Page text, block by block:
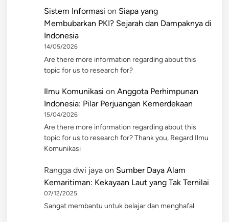
Sistem Informasi on Siapa yang
Membubarkan PKI? Sejarah dan Dampaknya di
Indonesia
14/05/2026
Are there more information regarding about this
topic for us to research for?
Ilmu Komunikasi on Anggota Perhimpunan
Indonesia: Pilar Perjuangan Kemerdekaan
15/04/2026
Are there more information regarding about this
topic for us to research for? Thank you, Regard Ilmu
Komunikasi
Rangga dwi jaya on Sumber Daya Alam
Kemaritiman: Kekayaan Laut yang Tak Ternilai
07/12/2025
Sangat membantu untuk belajar dan menghafal